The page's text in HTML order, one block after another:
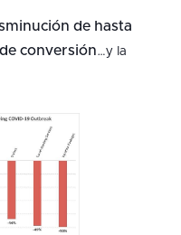
de hasta
conversión…y la